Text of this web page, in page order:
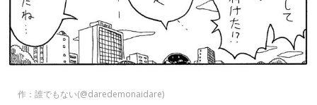
作：誰でもない(@daredemonaidare)